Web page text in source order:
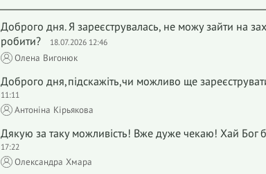
Доброго дня. Я зареєструвалась, не можу зайти на
робити?
18.07.2026 12:46
Олена Вигонюк
Доброго дня,підскажіть,чи можливо ще
11:11
Антоніна Кірьякова
Дякую за таку можливість! Вже дуже чекаю! Хай Бог
17:22
Олександра Хмара